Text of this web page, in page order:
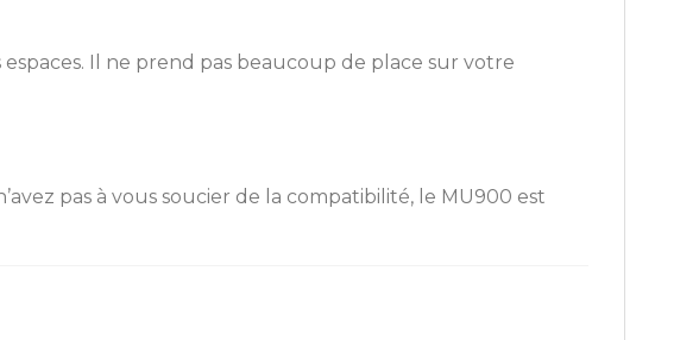
Il ne prend pas beaucoup de place sur votre
pas à vous soucier de la compatibilité, le MU900 est